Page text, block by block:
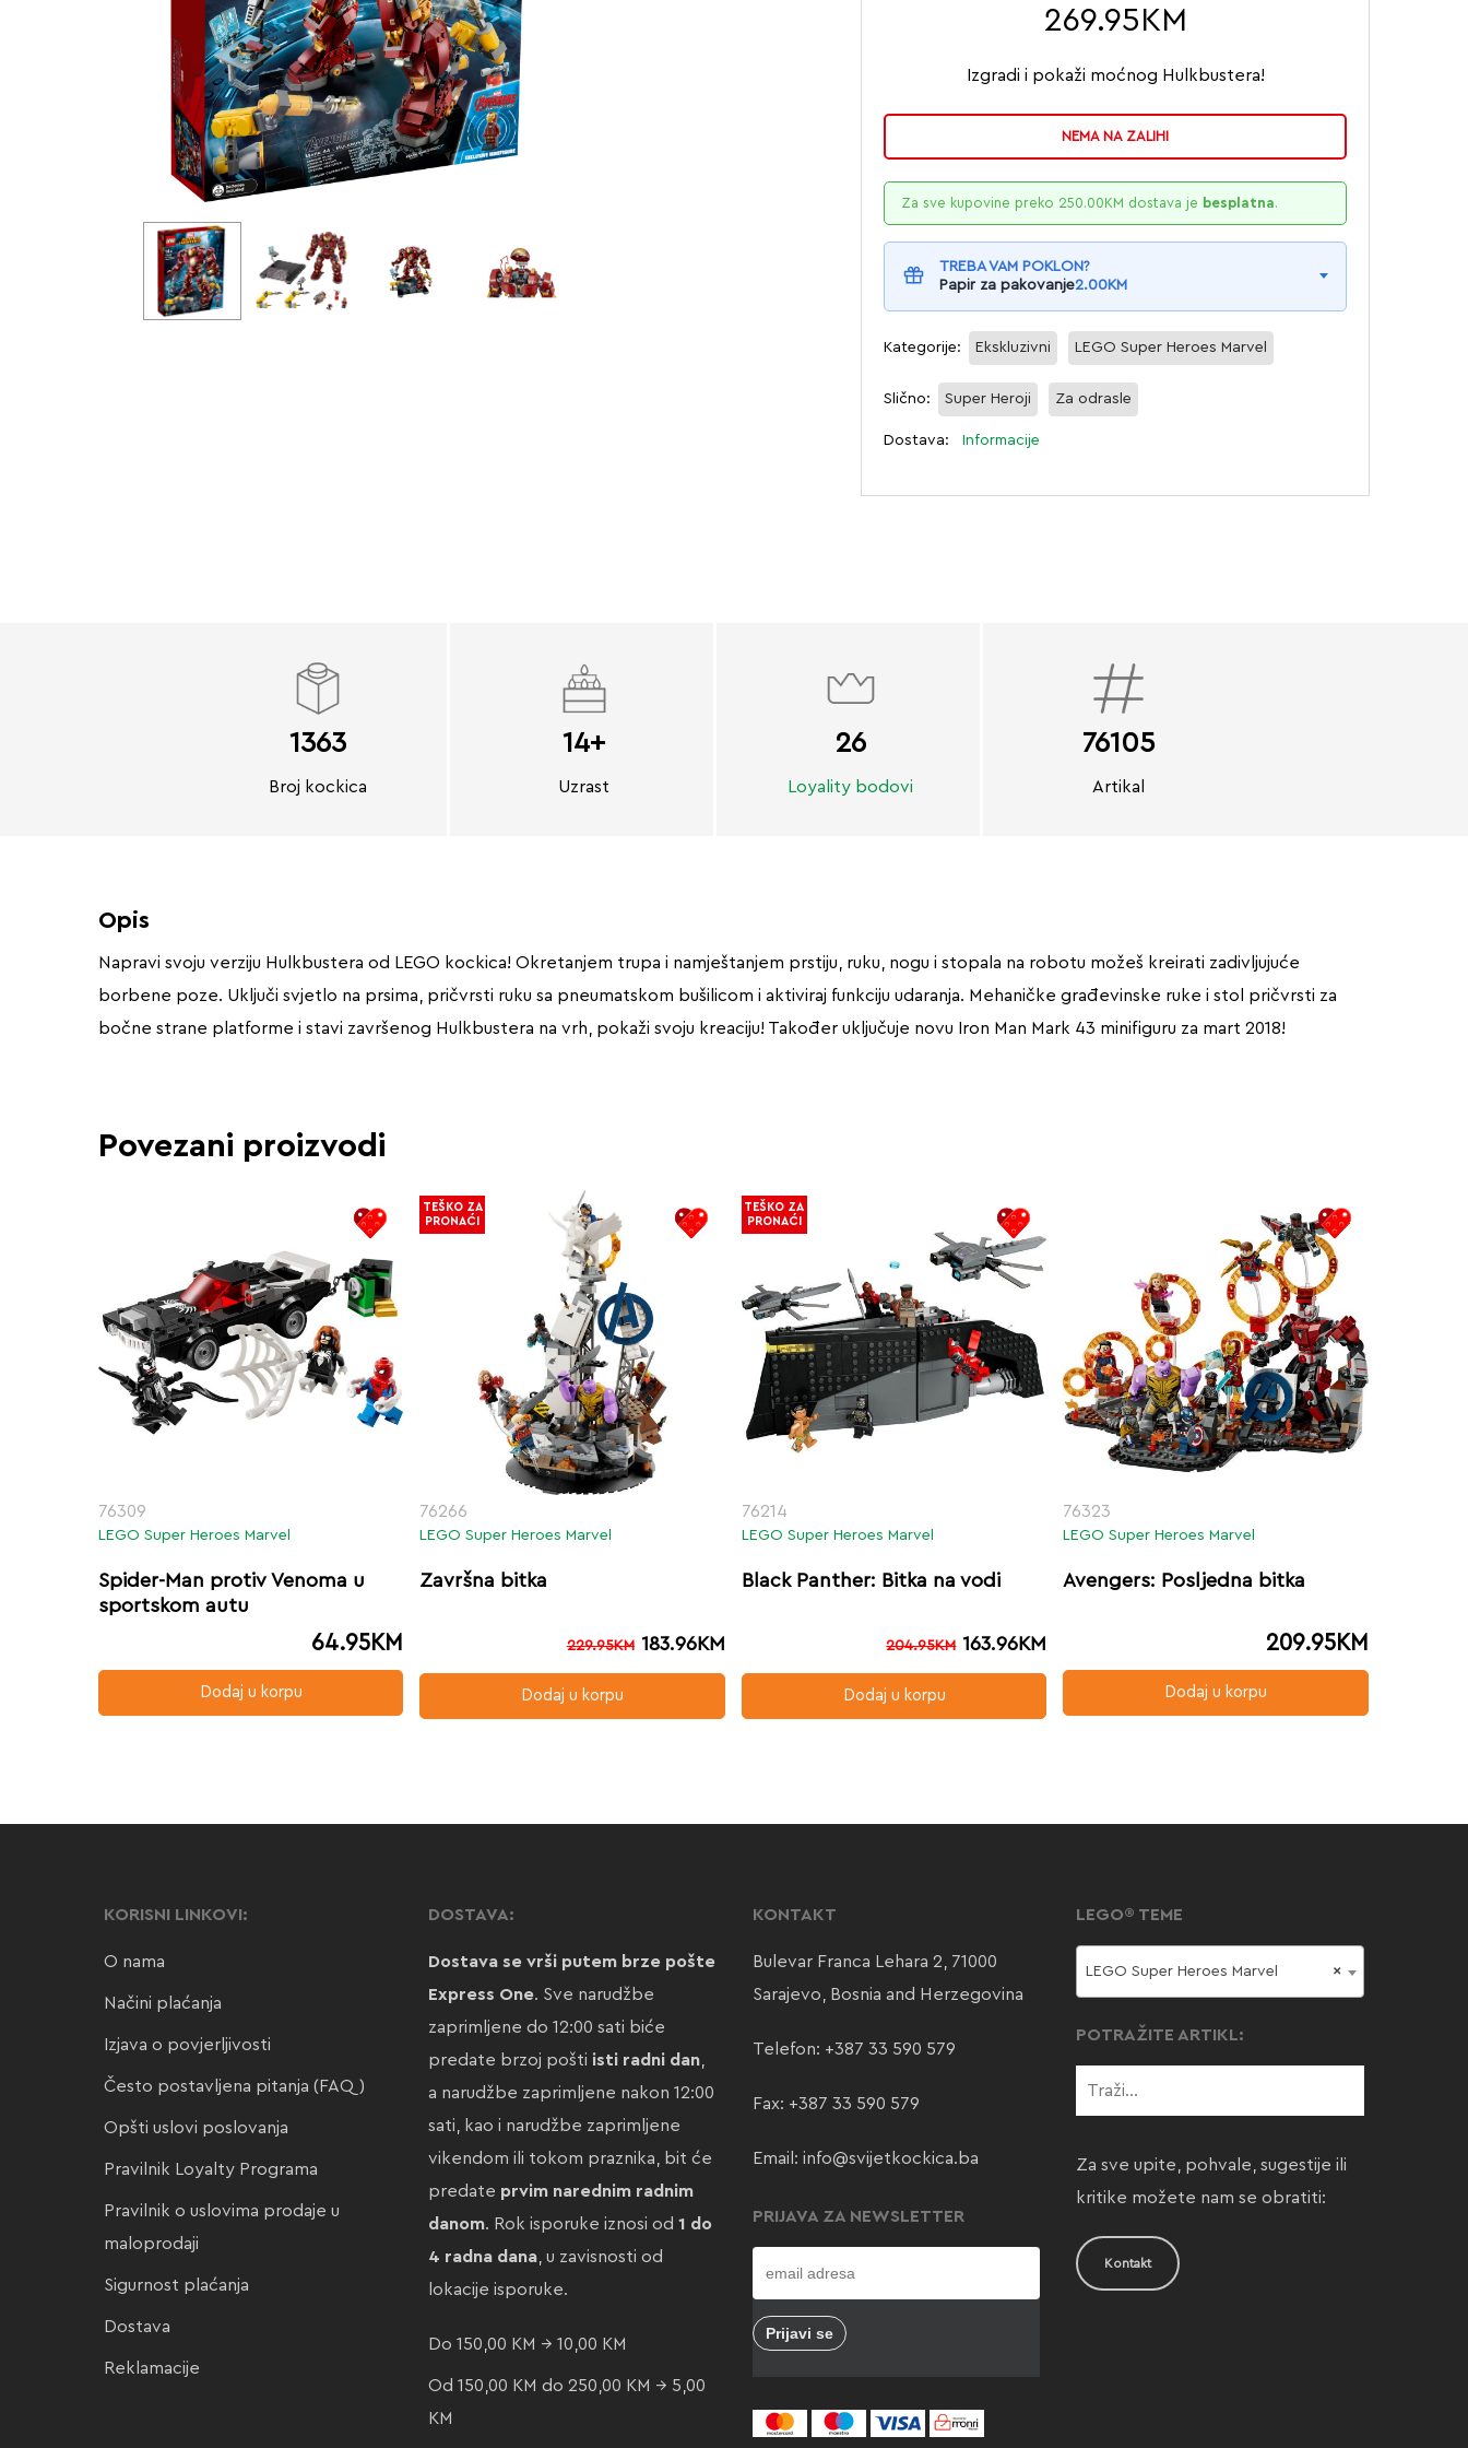
269.95 KM
Izgradi i pokaži moćnog Hulkbustera!
NEMA NA ZALIHI
Za sve kupovine preko 250.00KM dostava je besplatna.
TREBA VAM POKLON?
Papir za pakovanje2.00KM
Kategorije: Ekskluzivni LEGO Super Heroes Marvel
Slično: Super Heroji Za odrasle
Dostava: Informacije
1363
Broj kockica
14+
Uzrast
26
Loyality bodovi
76105
Artikal
Opis
Napravi svoju verziju Hulkbustera od LEGO kockica! Okretanjem trupa i namještanjem prstiju, ruku, nogu i stopala na robotu možeš kreirati zadivljujuće
borbene poze. Uključi svjetlo na prsima, pričvrsti ruku sa pneumatskom bušilicom i aktiviraj funkciju udaranja. Mehaničke građevinske ruke i stol pričvrsti za
bočne strane platforme i stavi završenog Hulkbustera na vrh, pokaži svoju kreaciju! Također uključuje novu Iron Man Mark 43 minifiguru za mart 2018!
Povezani proizvodi
76309
LEGO Super Heroes Marvel
Spider-Man protiv Venoma u
sportskom autu
64.95KM
Dodaj u korpu
76266
LEGO Super Heroes Marvel
Završna bitka
229.95KM 183.96KM
Dodaj u korpu
TEŠKO ZA
PRONAĆI
76214
LEGO Super Heroes Marvel
Black Panther: Bitka na vodi
204.95KM 163.96KM
Dodaj u korpu
TEŠKO ZA
PRONAĆI
76323
LEGO Super Heroes Marvel
Avengers: Posljedna bitka
209.95KM
Dodaj u korpu
KORISNI LINKOVI:
O nama
Načini plaćanja
Izjava o povjerljivosti
Često postavljena pitanja (FAQ)
Opšti uslovi poslovanja
Pravilnik Loyalty Programa
Pravilnik o uslovima prodaje u
maloprodaji
Sigurnost plaćanja
Dostava
Reklamacije
DOSTAVA:
Dostava se vrši putem brze pošte
Express One. Sve narudžbe
zaprimljene do 12:00 sati biće
predate brzoj pošti isti radni dan,
a narudžbe zaprimljene nakon 12:00
sati, kao i narudžbe zaprimljene
vikendom ili tokom praznika, bit će
predate prvim narednim radnim
danom. Rok isporuke iznosi od 1 do
4 radna dana, u zavisnosti od
lokacije isporuke.
Do 150,00 KM → 10,00 KM
Od 150,00 KM do 250,00 KM → 5,00
KM
KONTAKT
Bulevar Franca Lehara 2, 71000
Sarajevo, Bosnia and Herzegovina
Telefon: +387 33 590 579
Fax: +387 33 590 579
Email: info@svijetkockica.ba
PRIJAVA ZA NEWSLETTER
LEGO® TEME
×
LEGO Super Heroes Marvel
POTRAŽITE ARTIKL:
Za sve upite, pohvale, sugestije ili
kritike možete nam se obratiti:
Kontakt